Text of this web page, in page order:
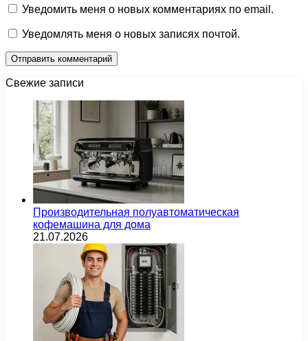
Уведомить меня о новых комментариях по email.
Уведомлять меня о новых записях почтой.
Свежие записи
Производительная полуавтоматическая
кофемашина для дома
21.07.2026